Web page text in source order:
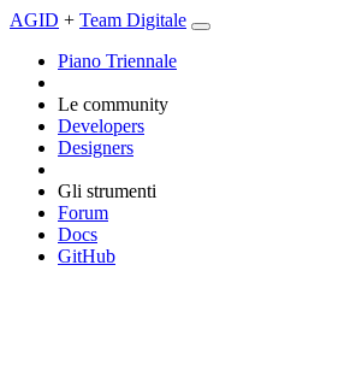
AGID + Team Digitale
Piano Triennale
Le community
Developers
Designers
Gli strumenti
Forum
Docs
GitHub